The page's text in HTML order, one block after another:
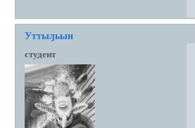
Уттыԓьын
студент